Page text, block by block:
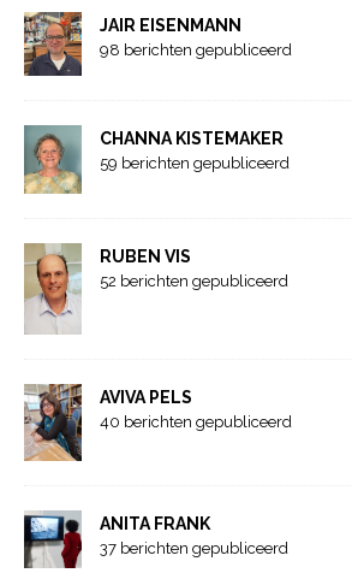
JAIR EISENMANN
98 berichten gepubliceerd
CHANNA KISTEMAKER
59 berichten gepubliceerd
RUBEN VIS
52 berichten gepubliceerd
AVIVA PELS
40 berichten gepubliceerd
ANITA FRANK
37 berichten gepubliceerd